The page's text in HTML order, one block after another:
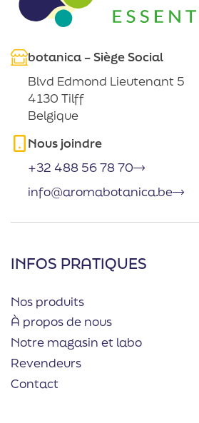
botanica – Siège Social
Blvd Edmond Lieutenant 5
4130 Tilff
Belgique
Nous joindre
+32 488 56 78 70
info@aromabotanica.be
INFOS PRATIQUES
Nos produits
À propos de nous
Notre magasin et labo
Revendeurs
Contact